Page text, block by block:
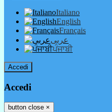
Italiano
English
Français
عربى
ਪੰਜਾਬੀ
Accedi
Accedi
button close ×